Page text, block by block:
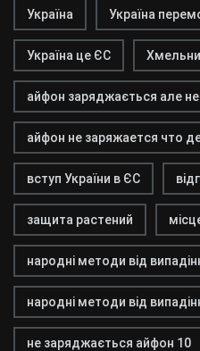
Україна Україна
Україна це ЄС
айфон заряджається але
айфон не заряжается что
вступ України в ЄС
защита растений
народні методи від
народні методи від
не заряджається айфон 10